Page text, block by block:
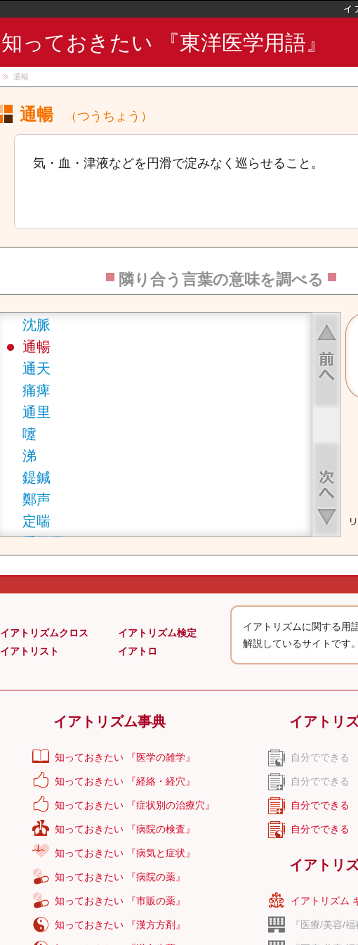
知っておきたい 『東洋医学用語』
通暢
通暢 （つうちょう）
気・血・津液などを円滑で淀みなく巡らせること。
隣り合う言葉の意味を調べる
肘髎
中膂兪
聴会
張介賓の四華の穴
長期微熱
聴宮
輒筋
沈脈
通暢
通天
痛痺
通里
嚔
涕
鍉鍼
鄭声
定喘
手五里
天癸
天谿
天枢
天宗
天窓
イアトリズムクロス
イアトリスト
イアトリズム検定
イアトロ
イアトリズムに関する用
解説しているサイトです。
イアトリズム事典
知っておきたい 『医学の雑学』
知っておきたい 『経絡・経穴』
知っておきたい 『症状別の治療穴』
知っておきたい 『病院の検査』
知っておきたい 『病気と症状』
知っておきたい 『病院の薬』
知っておきたい 『市販の薬』
知っておきたい 『漢方方剤』
イアトリ
自分でできる
自分でできる
自分でできる
自分でできる
イアトリ
イアトリズム
『医療/美容/